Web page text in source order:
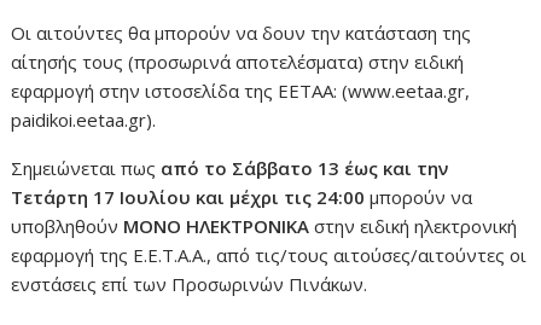
Οι αιτούντες θα μπορούν να δουν την κατάσταση της
αίτησής τους (προσωρινά αποτελέσματα) στην ειδική
εφαρμογή στην ιστοσελίδα της ΕΕΤΑΑ: (www.eetaa.gr,
paidikoi.eetaa.gr).
Σημειώνεται πως από το Σάββατο 13 έως και την
Τετάρτη 17 Ιουλίου και μέχρι τις 24:00μπορούν να
υποβληθούν ΜΟΝΟ ΗΛΕΚΤΡΟΝΙΚΑ στην ειδική ηλεκτρονική
εφαρμογή της Ε.Ε.Τ.Α.Α., από τις/τους αιτούσες/αιτούντες οι
ενστάσεις επί των Προσωρινών Πινάκων.